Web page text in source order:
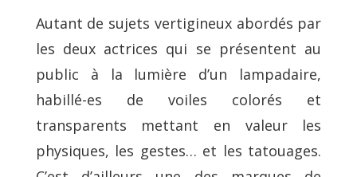
Autant de sujets vertigineux abordés par
les deux actrices qui se présentent au
public à la lumière d’un lampadaire,
habillé-es de voiles colorés et
transparents mettant en valeur les
physiques, les gestes… et les tatouages.